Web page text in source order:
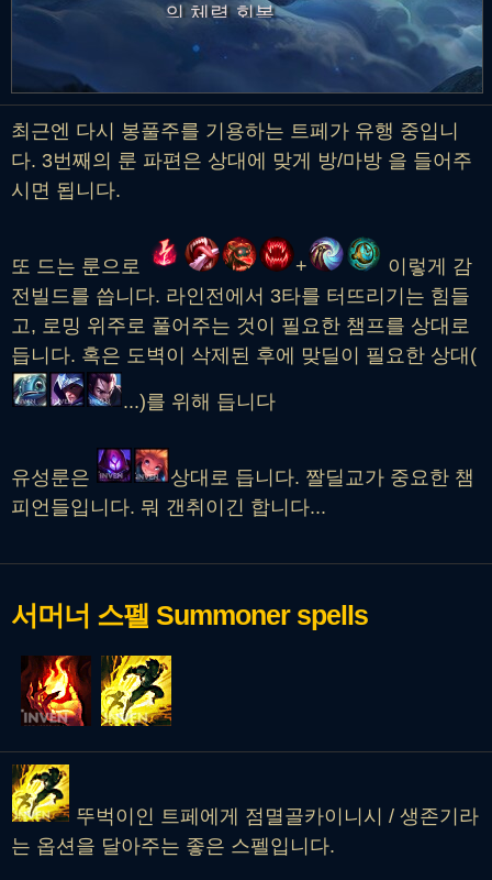
의 체력 회복
최근엔 다시 봉풀주를 기용하는 트페가 유행 중입니
다. 3번째의 룬 파편은 상대에 맞게 방/마방 을 들어주
시면 됩니다.
또 드는 룬으로 +
이렇게 감
전빌드를 씁니다. 라인전에서 3타를 터뜨리기는 힘들
고, 로밍 위주로 풀어주는 것이 필요한 챔프를 상대로
듭니다. 혹은 도벽이 삭제된 후에 맞딜이 필요한 상대(
...)를 위해 듭니다
유성룬은
상대로 듭니다. 짤딜교가 중요한 챔
피언들입니다. 뭐 갠취이긴 합니다...
서머너 스펠 Summoner spells
뚜벅이인 트페에게 점멸골카이니시 / 생존기라
는 옵션을 달아주는 좋은 스펠입니다.